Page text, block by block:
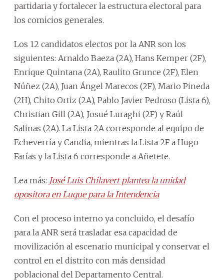
partidaria y fortalecer la estructura electoral para
los comicios generales.
Los 12 candidatos electos por la ANR son los
siguientes: Arnaldo Baeza (2A), Hans Kemper (2F),
Enrique Quintana (2A), Raulito Grunce (2F), Elen
Núñez (2A), Juan Ángel Marecos (2F), Mario Pineda
(2H), Chito Ortiz (2A), Pablo Javier Pedroso (Lista 6),
Christian Gill (2A), Josué Luraghi (2F) y Raúl
Salinas (2A). La Lista 2A corresponde al equipo de
Echeverría y Candia, mientras la Lista 2F a Hugo
Farías y la Lista 6 corresponde a Añetete.
Lea más: José Luis Chilavert plantea la unidad
opositora en Luque para la Intendencia
Con el proceso interno ya concluido, el desafío
para la ANR será trasladar esa capacidad de
movilización al escenario municipal y conservar el
control en el distrito con más densidad
poblacional del Departamento Central.